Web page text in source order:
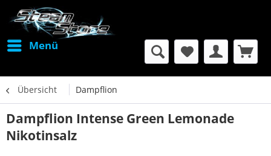
Menü
Übersicht Dampflion
Dampflion Intense Green Lemonade
Nikotinsalz